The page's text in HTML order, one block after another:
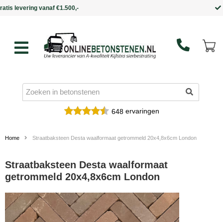
Binnen 5 werkdagen in huis
648ervaringen
Home Straatbaksteen Desta waalformaat getrommeld 20x4,8x6cm London
Straatbaksteen Desta waalformaat
getrommeld 20x4,8x6cm London